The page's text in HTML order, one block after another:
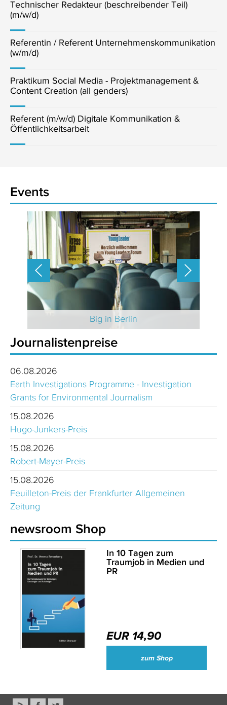
Technischer Redakteur (beschreibender Teil)
(m/w/d)
Referentin / Referent Unternehmenskommunikation
(w/m/d)
Praktikum Social Media - Projektmanagement &
Content Creation (all genders)
Referent (m/w/d) Digitale Kommunikation &
Öffentlichkeitsarbeit
Events
Big in Berlin
Journalistenpreise
06.08.2026
Earth Investigations Programme - Investigation
Grants for Environmental Journalism
15.08.2026
Hugo-Junkers-Preis
15.08.2026
Robert-Mayer-Preis
15.08.2026
Feuilleton-Preis der Frankfurter Allgemeinen
Zeitung
newsroom Shop
In 10 Tagen zum
Traumjob in Medien und
PR
EUR 14,90
zum Shop